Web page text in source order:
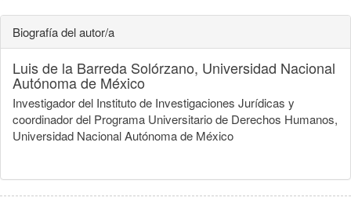
Biografía del autor/a
Luis de la Barreda Solórzano, Universidad Nacional
Autónoma de México
Investigador del Instituto de Investigaciones Jurídicas y
coordinador del Programa Universitario de Derechos Humanos,
Universidad Nacional Autónoma de México